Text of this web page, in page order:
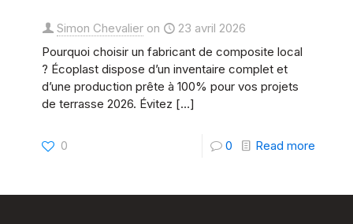
Simon Chevalier on
23 avril 2026
Pourquoi choisir un fabricant de composite local
? Écoplast dispose d’un inventaire complet et
d’une production prête à 100% pour vos projets
de terrasse 2026. Évitez […]
0 0 Read more
de